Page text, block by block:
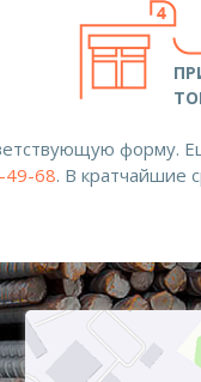
форму.
49-68. В кратчайшие